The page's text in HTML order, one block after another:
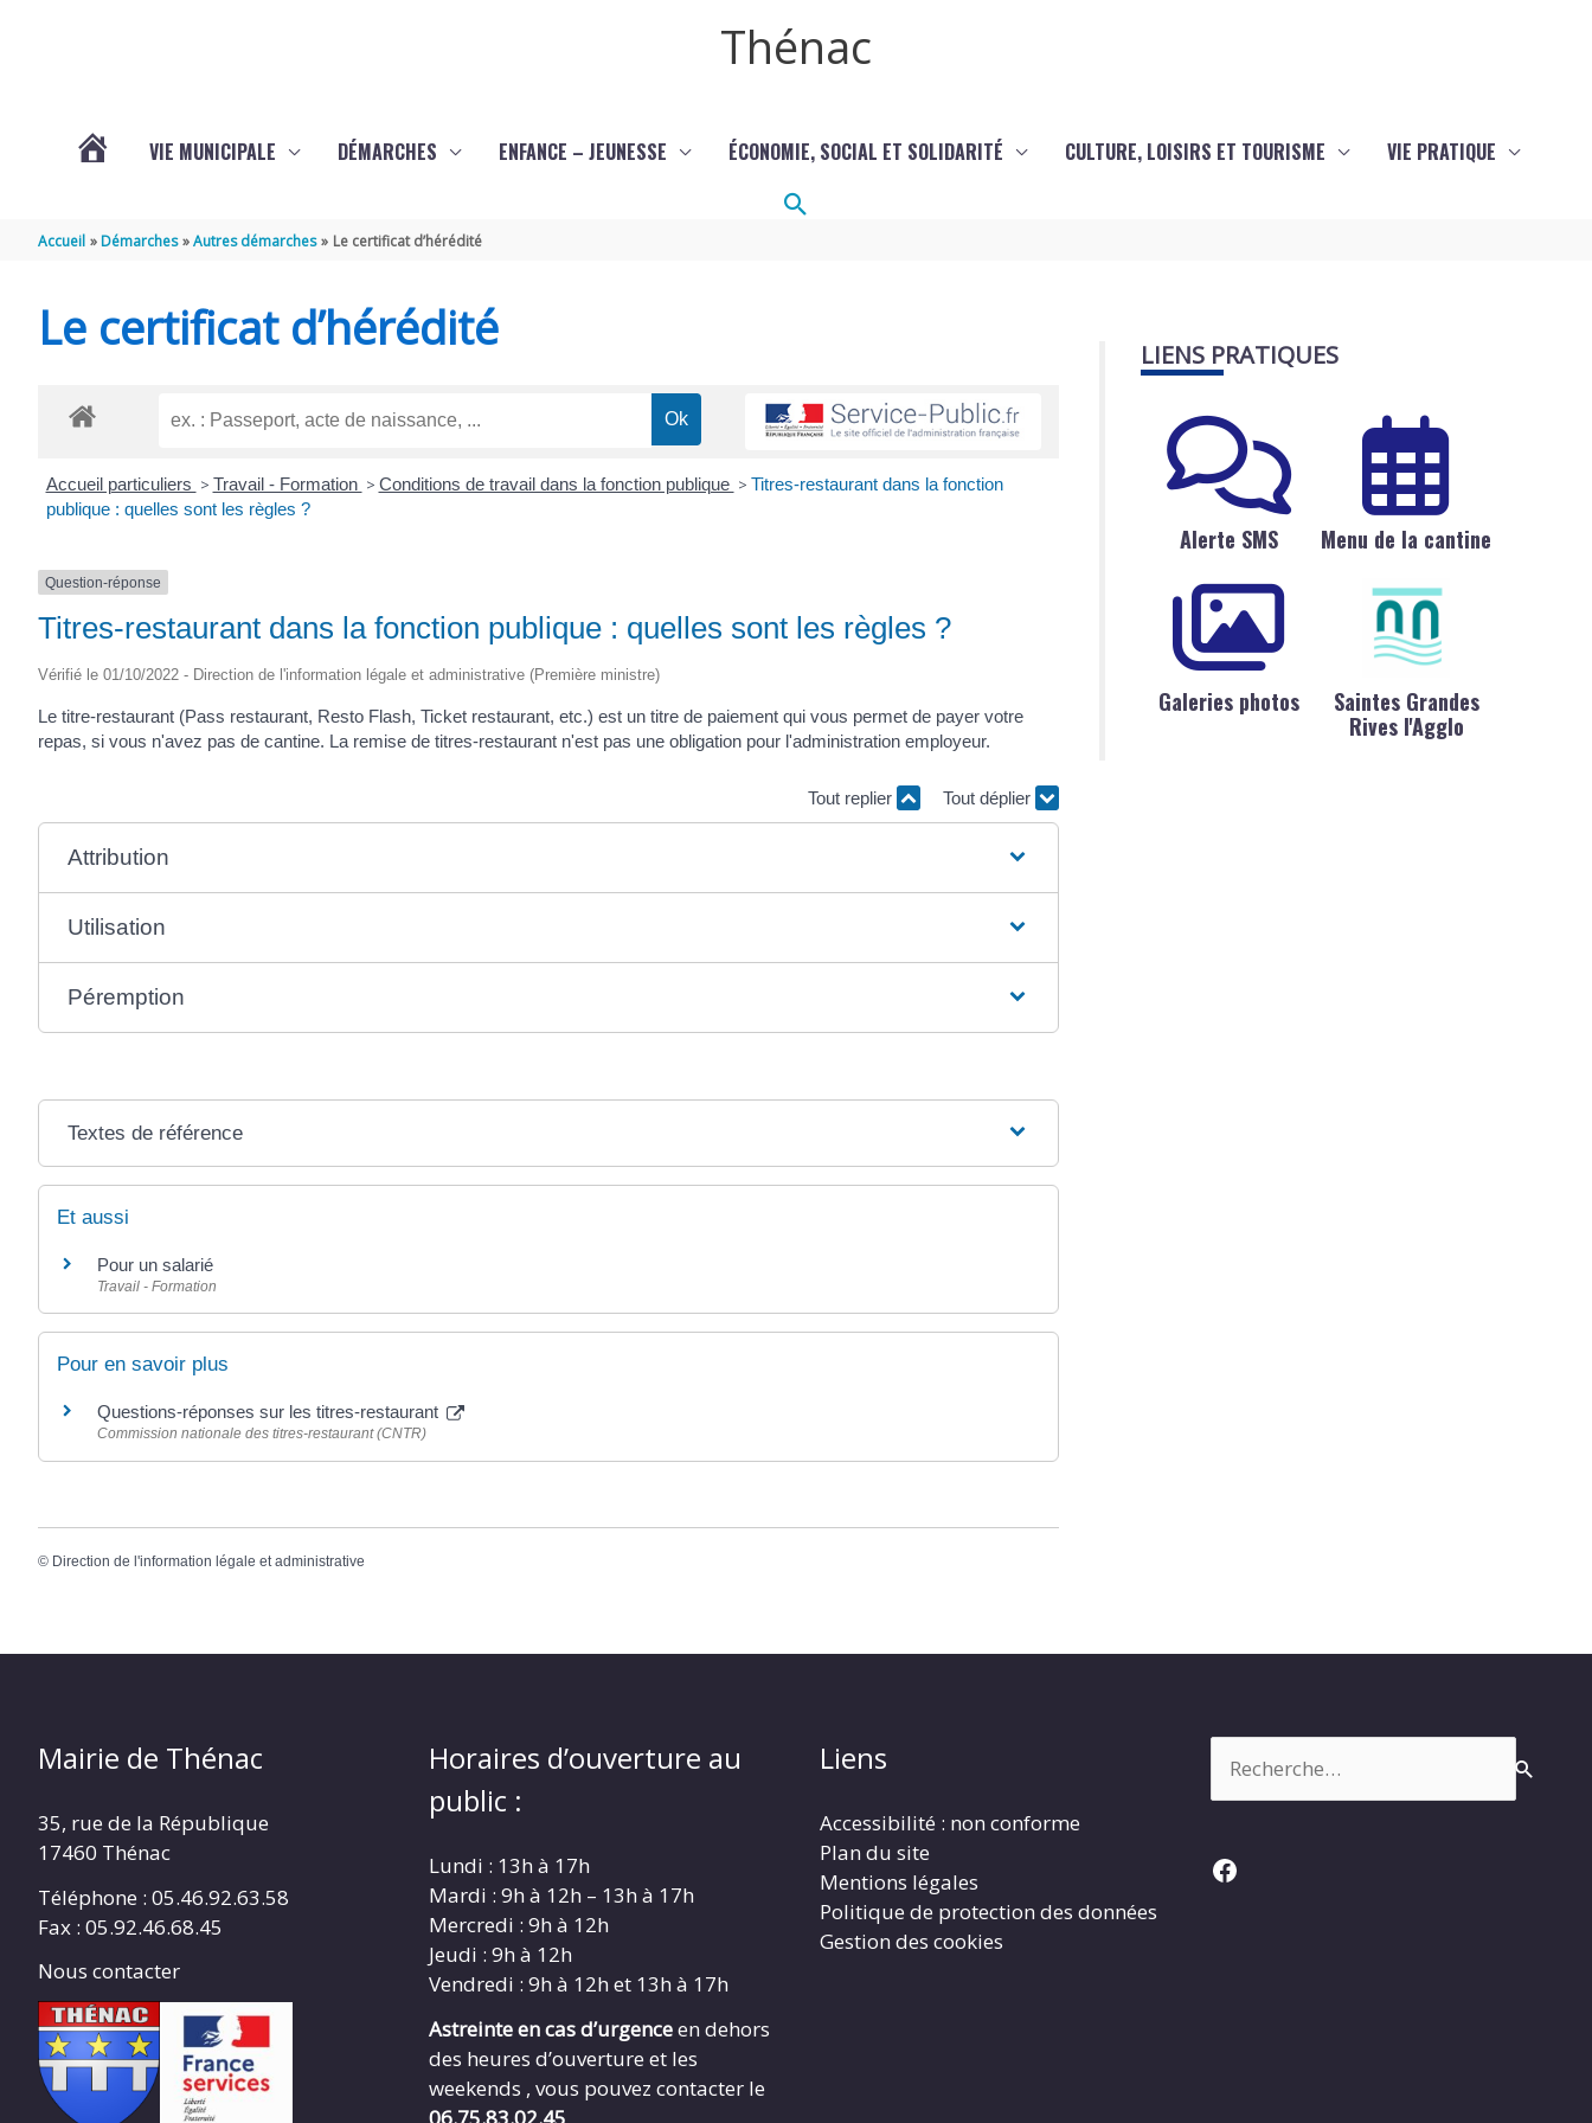
Thénac
THÉNAC
VIE MUNICIPALE DÉMARCHES ENFANCE – JEUNESSE ÉCONOMIE, SOCIAL ET SOLIDARITÉ CULTURE, LOISIRS ET TOURISME VIE PRATIQUE
Rechercher
Accueil Démarches Autres démarches Le certificat d’hérédité
Le certificat d’hérédité
Accueil particuliers > Travail - Formation > Conditions de travail dans la fonction publique > Titres-restaurant dans la fonction
publique : quelles sont les règles ?
Question-réponse
Titres-restaurant dans la fonction publique : quelles sont les règles ?
Vérifié le 01/10/2022 - Direction de l'information légale et administrative (Première ministre)
Le titre-restaurant (Pass restaurant, Resto Flash, Ticket restaurant, etc.) est un titre de paiement qui vous permet de payer votre
repas, si vous n'avez pas de cantine. La remise de titres-restaurant n'est pas une obligation pour l'administration employeur.
Tout replier Tout déplier
Attribution
Utilisation
Péremption
Textes de référence
Et aussi
Pour un salarié
Travail - Formation
Pour en savoir plus
Questions-réponses sur les titres-restaurant
Commission nationale des titres-restaurant (CNTR)
© Direction de l'information légale et administrative
LIENS PRATIQUES
Alerte SMS Menu de la cantine
Galeries photos
Saintes Grandes
Rives l'Agglo
Mairie de Thénac
35, rue de la République
17460 Thénac
Téléphone : 05.46.92.63.58
Fax : 05.92.46.68.45
Nous contacter
Horaires d’ouverture au
public :
Lundi : 13h à 17h
Mardi : 9h à 12h – 13h à 17h
Mercredi : 9h à 12h
Jeudi : 9h à 12h
Vendredi : 9h à 12h et 13h à 17h
Astreinte en cas d’urgenceen dehors
des heures d’ouverture et les
weekends , vous pouvez contacter le
06.75.83.02.45
Liens
Accessibilité : non conforme
Plan du site
Mentions légales
Politique de protection des données
Gestion des cookies
Facebook